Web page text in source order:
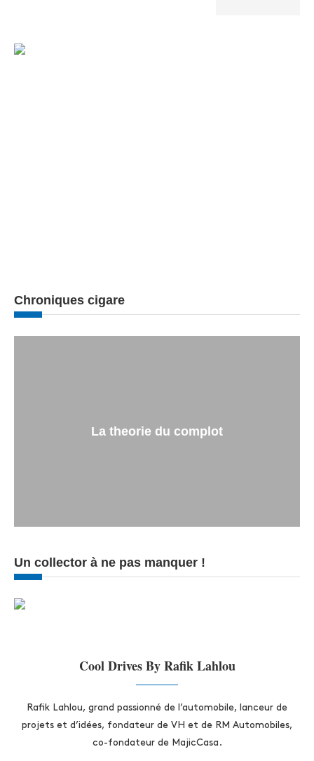
Chroniques cigare
La theorie du complot
Un collector à ne pas manquer !
Cool Drives By Rafik Lahlou
Rafik Lahlou, grand passionné de l’automobile, lanceur de
projets et d’idées, fondateur de VH et de RM Automobiles,
co-fondateur de MajicCasa.